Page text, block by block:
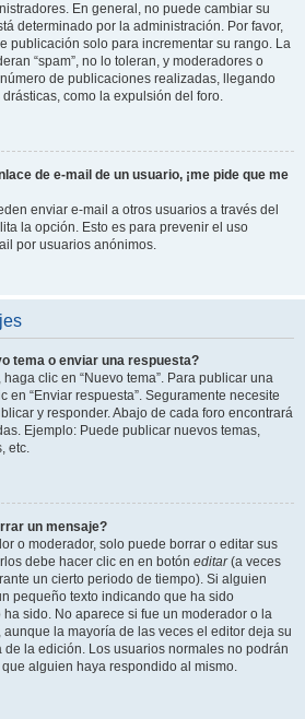
En general, no puede cambiar su
determinado por la administración. Por favor,
publicación solo para incrementar su rango. La
“spam”, no lo toleran, y moderadores o
de publicaciones realizadas, llegando
como la expulsión del foro.
de e-mail de un usuario, ¡me pide que me
enviar e-mail a otros usuarios a través del
la opción. Esto es para prevenir el uso
por usuarios anónimos.
tema o enviar una respuesta?
clic en “Nuevo tema”. Para publicar una
en “Enviar respuesta”. Seguramente necesite
y responder. Abajo de cada foro encontrará
Ejemplo: Puede publicar nuevos temas,
etc.
un mensaje?
o moderador, solo puede borrar o editar sus
debe hacer clic en en botón editar(a veces
un cierto periodo de tiempo). Si alguien
pequeño texto indicando que ha sido
sido. No aparece si fue un moderador o la
la mayoría de las veces el editor deja su
la edición. Los usuarios normales no podrán
alguien haya respondido al mismo.